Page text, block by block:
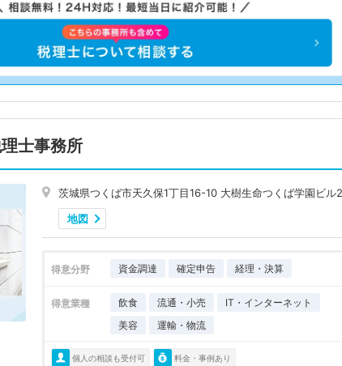
士事務所
茨城県つくば市天久保1丁目16-10 大樹生命つくば学園ビル
地図
得意分野 資金調達 確定申告 経理・決算
得意業種 飲食 流通・小売
IT・インターネット
美容
運輸・物流
個人の相談も受付可 料金・事例あり